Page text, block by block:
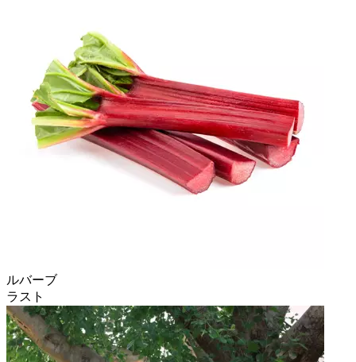
ルバーブ
ラスト